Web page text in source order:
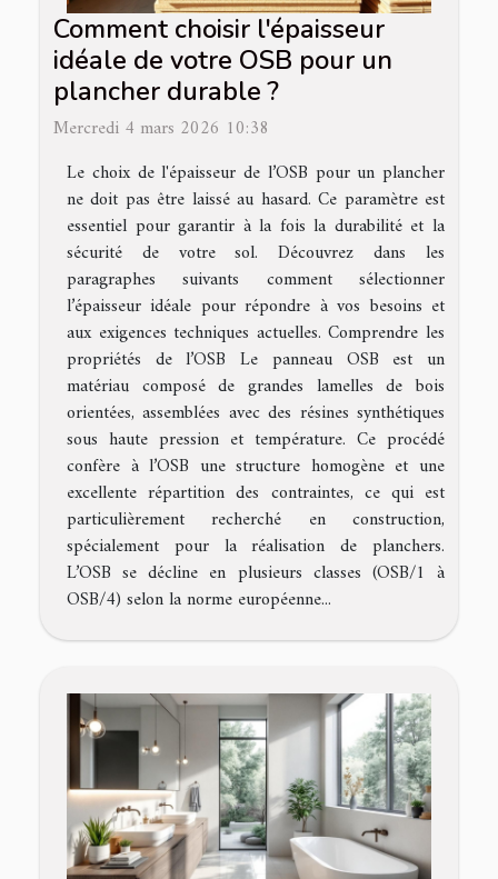
Comment choisir l'épaisseur
idéale de votre OSB pour un
plancher durable ?
Mercredi 4 mars 2026 10:38
Le choix de l'épaisseur de l’OSB pour un plancher
ne doit pas être laissé au hasard. Ce paramètre est
essentiel pour garantir à la fois la durabilité et la
sécurité de votre sol. Découvrez dans les
paragraphes suivants comment sélectionner
l’épaisseur idéale pour répondre à vos besoins et
aux exigences techniques actuelles. Comprendre les
propriétés de l’OSB Le panneau OSB est un
matériau composé de grandes lamelles de bois
orientées, assemblées avec des résines synthétiques
sous haute pression et température. Ce procédé
confère à l’OSB une structure homogène et une
excellente répartition des contraintes, ce qui est
particulièrement recherché en construction,
spécialement pour la réalisation de planchers.
L’OSB se décline en plusieurs classes (OSB/1 à
OSB/4) selon la norme européenne...